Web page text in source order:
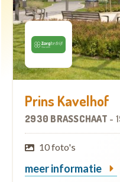
Prins Kavelhof
2930 BRASSCHAAT -
10 foto's
meer informatie